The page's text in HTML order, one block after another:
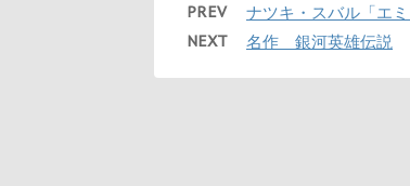
PREV ナツキ・スバル「エ
NEXT 名作 銀河英雄伝説